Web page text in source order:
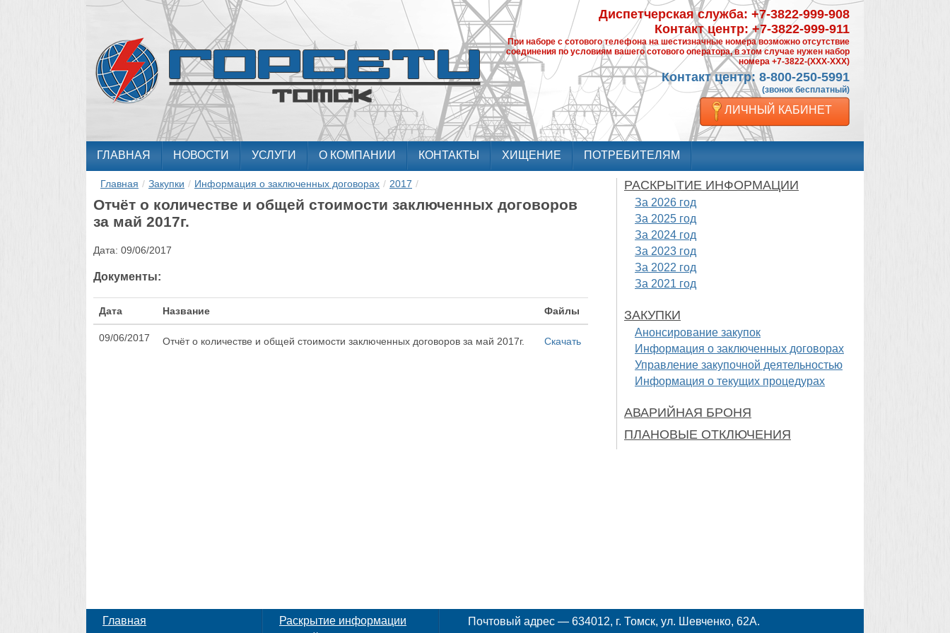
Диспетчерская служба: +7-3822-999-908
Контакт центр: +7-3822-999-911
При наборе с сотового телефона на шестизначные номера возможно отсутствие
соединения по условиям вашего сотового оператора, в этом случае нужен набор
номера +7-3822-(XXX-XXX)
Контакт центр: 8-800-250-5991
(звонок бесплатный)
ЛИЧНЫЙ КАБИНЕТ
ГЛАВНАЯ НОВОСТИ УСЛУГИ О КОМПАНИИ КОНТАКТЫ ХИЩЕНИЕ ПОТРЕБИТЕЛЯМ
Главная / Закупки / Информация о заключенных договорах / 2017 /
Отчёт о количестве и общей стоимости заключенных договоров
за май 2017г.
Дата: 09/06/2017
Документы:
Дата Название Файлы
09/06/2017 Отчёт о количестве и общей стоимости заключенных договоров за май 2017г. Скачать
РАСКРЫТИЕ ИНФОРМАЦИИ
За 2026 год
За 2025 год
За 2024 год
За 2023 год
За 2022 год
За 2021 год
ЗАКУПКИ
Анонсирование закупок
Информация о заключенных договорах
Управление закупочной деятельностью
Информация о текущих процедурах
АВАРИЙНАЯ БРОНЯ
ПЛАНОВЫЕ ОТКЛЮЧЕНИЯ
Главная
Раскрытие информации
Почтовый адрес — 634012, г. Томск, ул. Шевченко, 62А.